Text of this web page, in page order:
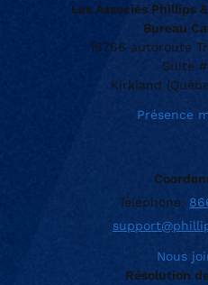
Les Associés Phillips
Bureau
16766 autoroute
Suite
Kirkland
Présence
Téléphone:
Nous
Résolution